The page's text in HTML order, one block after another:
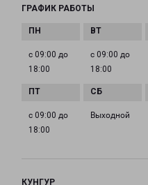
ГРАФИК РАБОТЫ
с 09:00 до
18:00
с 09:00 до
18:00
с 09:00 до
18:00
Выходной
КУНГУР